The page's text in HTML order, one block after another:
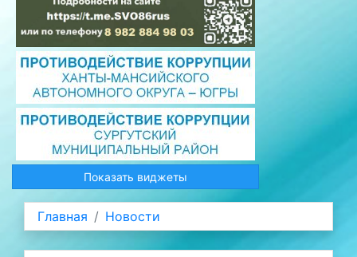
Показать виджеты
Главная Новости